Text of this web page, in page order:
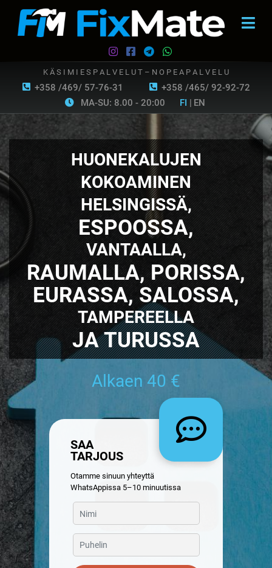
+358 /469/ 57-76-31 +358 /465/ 92-92-72
K Ä S I M I E S P A L V E L U T – N O P E A P A L V E L U
MA-SU: 8.00 - 20:00 FI | EN
HUONEKALUJEN
KOKOAMINEN
HELSINGISSÄ,
ESPOOSSA,
VANTAALLA,
RAUMALLA, PORISSA,
EURASSA, SALOSSA,
TAMPEREELLA
JA TURUSSA
Alkaen 40 €
SAA
TARJOUS
Otamme sinuun yhteyttä
WhatsAppissa 5–10 minuutissa